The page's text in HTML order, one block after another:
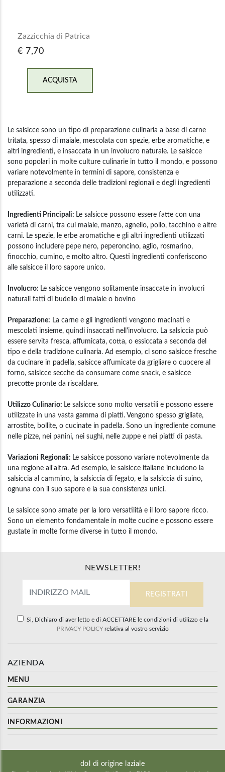
Zazzicchia di Patrica
€ 7,70
ACQUISTA
Le salsicce sono un tipo di preparazione culinaria a base di carne
tritata, spesso di maiale, mescolata con spezie, erbe aromatiche, e
altri ingredienti, e insaccata in un involucro naturale. Le salsicce
sono popolari in molte culture culinarie in tutto il mondo, e possono
variare notevolmente in termini di sapore, consistenza e
preparazione a seconda delle tradizioni regionali e degli ingredienti
utilizzati.
Ingredienti Principali: Le salsicce possono essere fatte con una
varietà di carni, tra cui maiale, manzo, agnello, pollo, tacchino e altre
carni. Le spezie, le erbe aromatiche e gli altri ingredienti utilizzati
possono includere pepe nero, peperoncino, aglio, rosmarino,
finocchio, cumino, e molto altro. Questi ingredienti conferiscono
alle salsicce il loro sapore unico.
Involucro: Le salsicce vengono solitamente insaccate in involucri
naturali fatti di budello di maiale o bovino
Preparazione: La carne e gli ingredienti vengono macinati e
mescolati insieme, quindi insaccati nell'involucro. La salsiccia può
essere servita fresca, affumicata, cotta, o essiccata a seconda del
tipo e della tradizione culinaria. Ad esempio, ci sono salsicce fresche
da cucinare in padella, salsicce affumicate da grigliare o cuocere al
forno, salsicce secche da consumare come snack, e salsicce
precotte pronte da riscaldare.
Utilizzo Culinario: Le salsicce sono molto versatili e possono essere
utilizzate in una vasta gamma di piatti. Vengono spesso grigliate,
arrostite, bollite, o cucinate in padella. Sono un ingrediente comune
nelle pizze, nei panini, nei sughi, nelle zuppe e nei piatti di pasta.
Variazioni Regionali: Le salsicce possono variare notevolmente da
una regione all'altra. Ad esempio, le salsicce italiane includono la
salsiccia al cammino, la salsiccia di fegato, e la salsiccia di suino,
ognuna con il suo sapore e la sua consistenza unici.
Le salsicce sono amate per la loro versatilità e il loro sapore ricco.
Sono un elemento fondamentale in molte cucine e possono essere
gustate in molte forme diverse in tutto il mondo.
NEWSLETTER!
Sì, Dichiaro di aver letto e di ACCETTARE le condizioni di utilizzo e la
PRIVACY POLICYrelativa al vostro servizio
AZIENDA
MENU
GARANZIA
INFORMAZIONI
dol di origine laziale